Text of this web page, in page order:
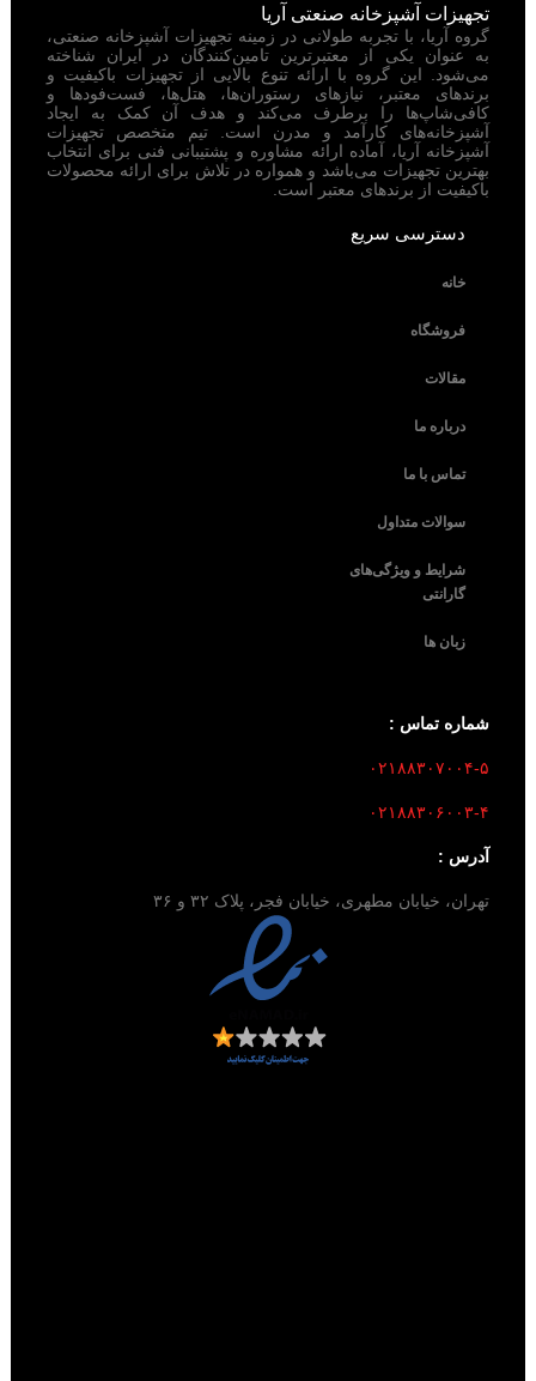
تجهیزات آشپزخانه صنعتی آریا
گروه آریا، با تجربه طولانی در زمینه تجهیزات آشپزخانه صنعتی،
به عنوان یکی از معتبرترین تامین‌کنندگان در ایران شناخته
می‌شود. این گروه با ارائه تنوع بالایی از تجهیزات باکیفیت و
برندهای معتبر، نیازهای رستوران‌ها، هتل‌ها، فست‌فودها و
کافی‌شاپ‌ها را برطرف می‌کند و هدف آن کمک به ایجاد
آشپزخانه‌های کارآمد و مدرن است. تیم متخصص تجهیزات
آشپزخانه آریا، آماده ارائه مشاوره و پشتیبانی فنی برای انتخاب
بهترین تجهیزات می‌باشد و همواره در تلاش برای ارائه محصولات
باکیفیت از برندهای معتبر است.
دسترسی سریع
خانه
فروشگاه
مقالات
درباره ما
تماس با ما
سوالات متداول
شرایط و ویژگی‌های
گارانتی
زبان ها
شماره تماس :
۰۲۱۸۸۳۰۷۰۰۴-۵
۰۲۱۸۸۳۰۶۰۰۳-۴
آدرس :
تهران، خیابان مطهری، خیابان فجر، پلاک ۳۲ و ۳۶